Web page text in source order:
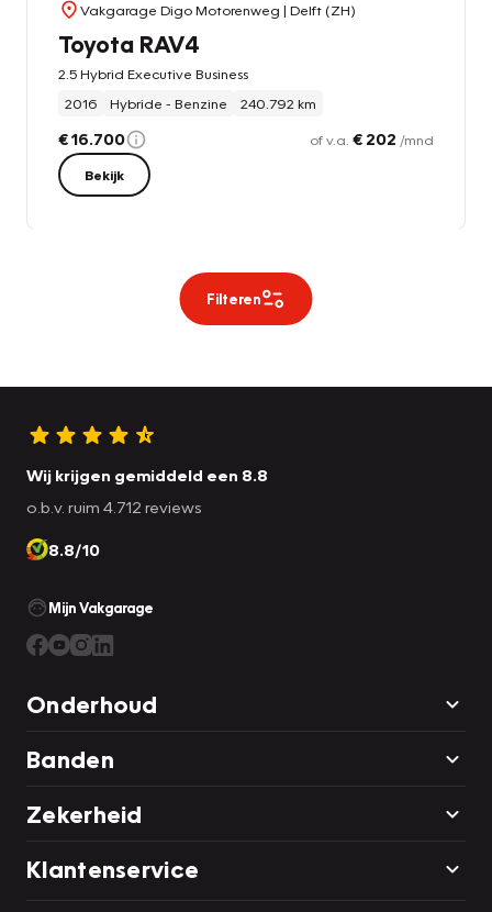
Vakgarage Digo Motorenweg | Delft (ZH)
Toyota RAV4
2.5 Hybrid Executive Business
2016
Hybride - Benzine 240.792 km
€ 16.700 of v.a. € 202 /mnd
Bekijk
Filteren
Wij krijgen gemiddeld een 8.8
o.b.v. ruim 4.712 reviews
8.8/10
Mijn Vakgarage
Onderhoud
Banden
Zekerheid
Klantenservice